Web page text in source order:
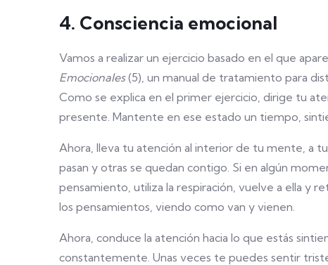
4. Consciencia emocional
Vamos a realizar un ejercicio basado en el que
Emocionales(5), un manual de tratamiento para
Como se explica en el primer ejercicio, dirige tu
presente. Mantente en ese estado un tiempo,
Ahora, lleva tu atención al interior de tu mente, a
pasan y otras se quedan contigo. Si en algún
pensamiento, utiliza la respiración, vuelve a ella y
los pensamientos, viendo como van y vienen.
Ahora, conduce la atención hacia lo que estás
constantemente. Unas veces te puedes sentir